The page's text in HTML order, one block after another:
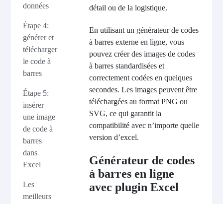
données
Étape 4:
générer et
télécharger
le code à
barres
Étape 5:
insérer
une image
de code à
barres
dans
Excel
Les
meilleurs
détail ou de la logistique.
En utilisant un générateur de codes
à barres externe en ligne, vous
pouvez créer des images de codes
à barres standardisées et
correctement codées en quelques
secondes. Les images peuvent être
téléchargées au format PNG ou
SVG, ce qui garantit la
compatibilité avec n’importe quelle
version d’excel.
Générateur de codes
à barres en ligne
avec plugin Excel